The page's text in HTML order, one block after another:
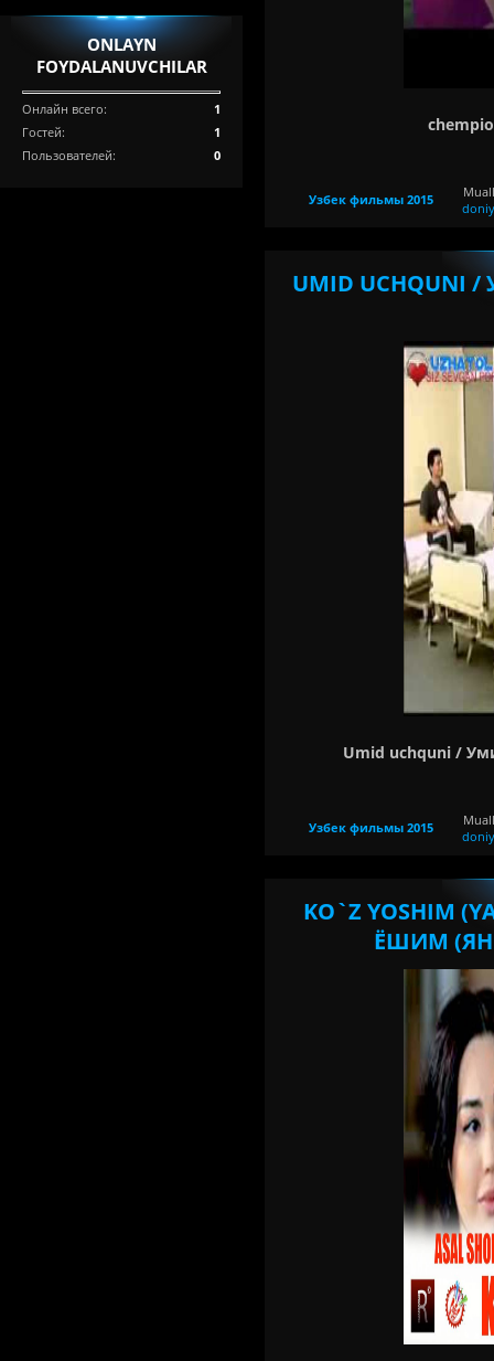
ONLAYN
FOYDALANUVCHILAR
Онлайн всего:
1
Гостей:
1
Пользователей:
0
Узбек фильмы 2015
UMID UCHQUNI
Umid uchquni /
Узбек фильмы 2015
KO`Z YOSHIM
ЁШИМ